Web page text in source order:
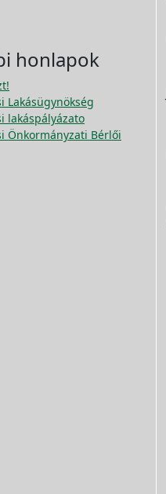
honlapok
Lakásügynökség
lakáspályázato
Önkormányzati Bérlői